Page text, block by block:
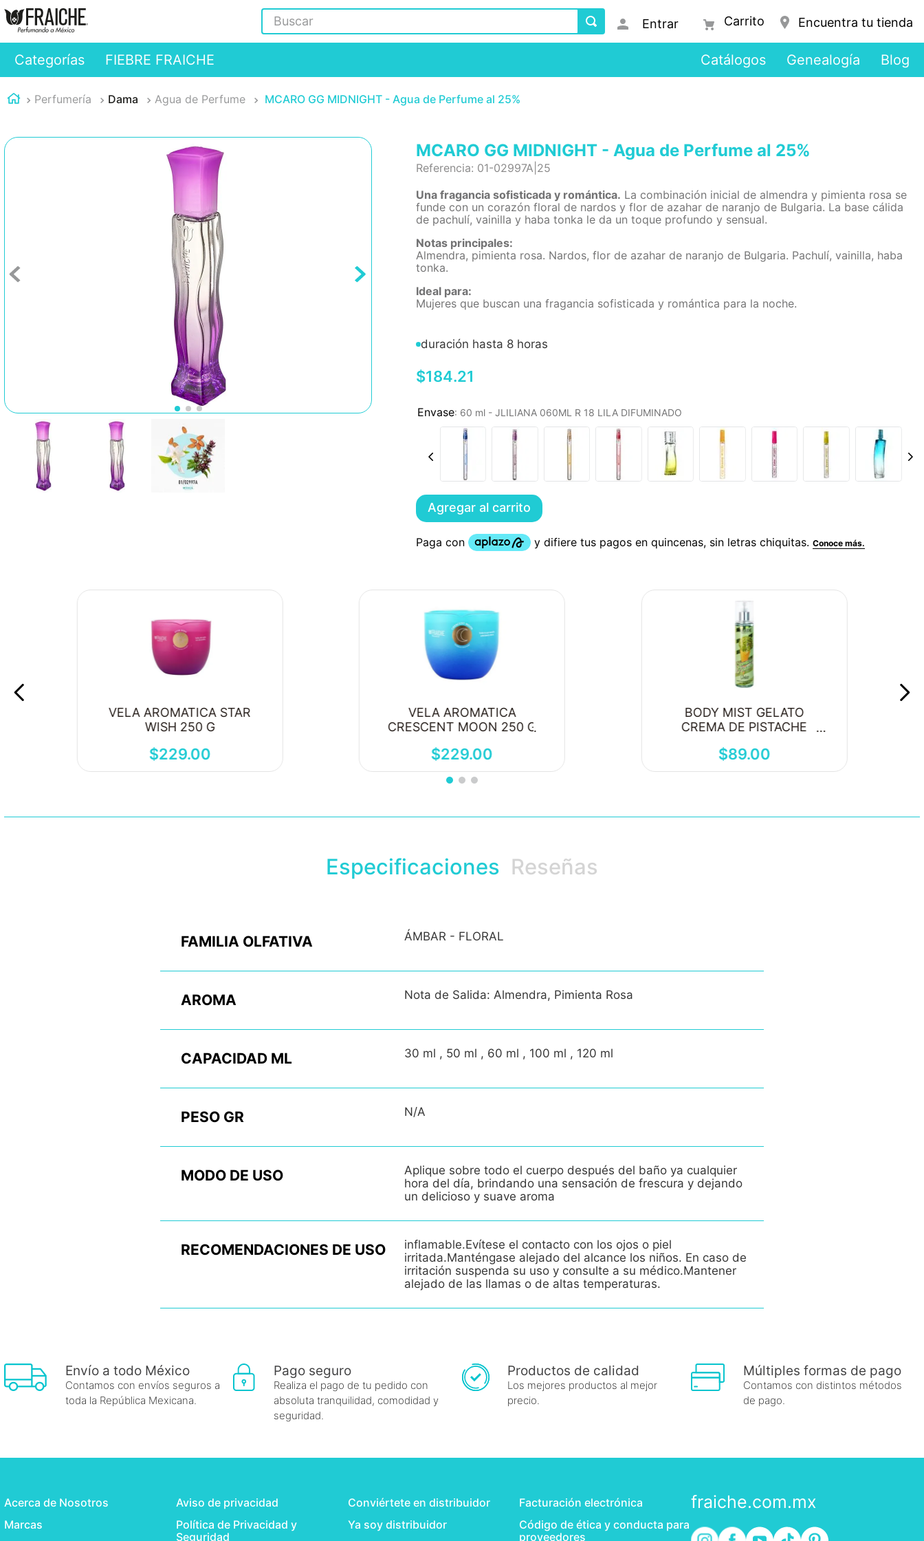
Buscar
Entrar Encuentra tu tienda
Categorías FIEBRE FRAICHE Catálogos Genealogía Blog
Perfumería Dama Agua de Perfume MCARO GG MIDNIGHT - Agua de Perfume al 25%
MCARO GG MIDNIGHT - Agua de Perfume al 25%
Referencia: 01-02997A|25
Una fragancia sofisticada y romántica. La combinación inicial de almendra y pimienta rosa se
funde con un corazón floral de nardos y flor de azahar de naranjo de Bulgaria. La base cálida
de pachulí, vainilla y haba tonka le da un toque profundo y sensual.
Notas principales:
Almendra, pimienta rosa. Nardos, flor de azahar de naranjo de Bulgaria. Pachulí, vainilla, haba
tonka.
Ideal para:
Mujeres que buscan una fragancia sofisticada y romántica para la noche.
duración hasta 8 horas
$184.21
: 60 ml - JLILIANA 060ML R 18 LILA DIFUMINADO
Agregar al carrito
VELA AROMATICA STAR
WISH 250 G
$229.00
VELA AROMATICA
CRESCENT MOON 250 G
$229.00
BODY MIST GELATO
CREMA DE PISTACHE
$89.00
Especificaciones Reseñas
FAMILIA OLFATIVA ÁMBAR - FLORAL
AROMA Nota de Salida: Almendra, Pimienta Rosa
CAPACIDAD ML 30 ml , 50 ml , 60 ml , 100 ml , 120 ml
PESO GR N/A
MODO DE USO
Aplique sobre todo el cuerpo después del baño ya cualquier
hora del día, brindando una sensación de frescura y dejando
un delicioso y suave aroma
RECOMENDACIONES DE USO
inflamable.Evítese el contacto con los ojos o piel
irritada.Manténgase alejado del alcance los niños. En caso de
irritación suspenda su uso y consulte a su médico.Mantener
alejado de las llamas o de altas temperaturas.
Envío a todo México
Contamos con envíos seguros a
toda la República Mexicana.
Pago seguro
Realiza el pago de tu pedido con
absoluta tranquilidad, comodidad y
seguridad.
Productos de calidad
Los mejores productos al mejor
precio.
Múltiples formas de pago
Contamos con distintos métodos
de pago.
Acerca de Nosotros
Marcas
Aviso de privacidad
Política de Privacidad y
Seguridad
Conviértete en distribuidor
Ya soy distribuidor
Facturación electrónica
Código de ética y conducta para
proveedores
fraiche.com.mx